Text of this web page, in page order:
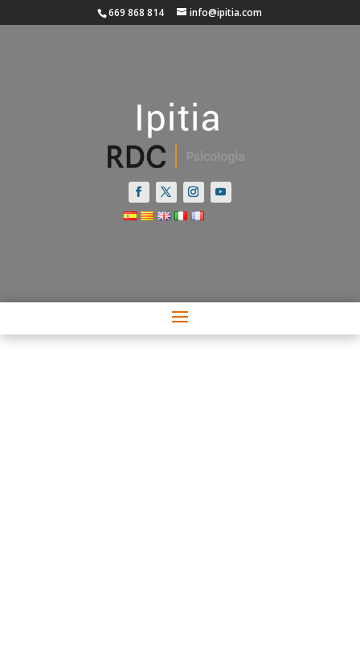
669 868 814 info@ipitia.com